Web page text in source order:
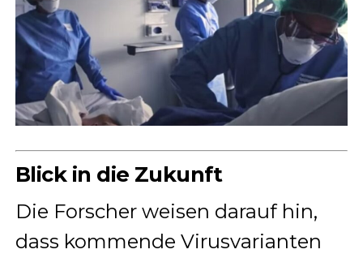
Blick in die Zukunft
Die Forscher weisen darauf hin,
dass kommende Virusvarianten